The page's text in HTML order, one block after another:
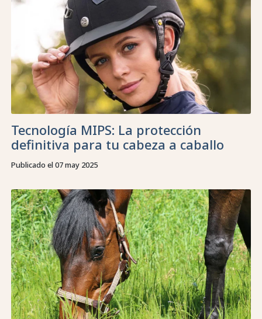
Tecnología MIPS: La protección
definitiva para tu cabeza a caballo
Publicado el 07 may 2025